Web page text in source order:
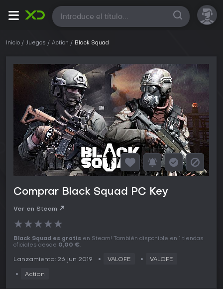
Todas
Inicio Juegos Action Black Squad
Comprar Black Squad PC Key
Ver en Steam
★★★★★
Black Squad es gratis en Steam! También disponible en 1 tiendas
oficiales desde 0,00 €.
Lanzamiento: 26 jun 2019 VALOFE VALOFE
Action